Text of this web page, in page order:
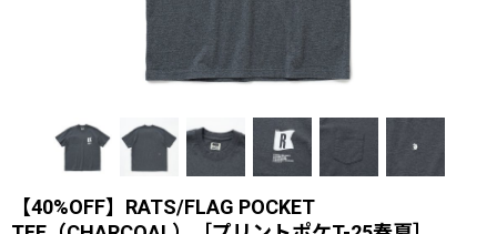
【40%OFF】RATS/FLAG POCKET